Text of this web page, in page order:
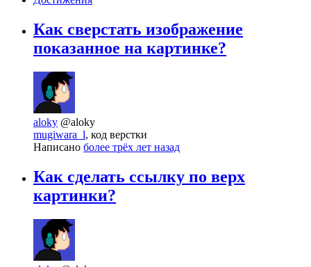
Как сверстать изображение
показанное на картинке?
aloky @aloky
mugiwara_l, код верстки
Написано более трёх лет назад
Как сделать ссылку по верх
картинки?